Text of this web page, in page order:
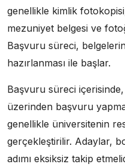
genellikle kimlik
mezuniyet belgesi ve
Başvuru süreci,
hazırlanması ile başlar.
Başvuru süreci
üzerinden başvuru
genellikle üniversitenin
gerçekleştirilir. Adaylar,
adımı eksiksiz takip